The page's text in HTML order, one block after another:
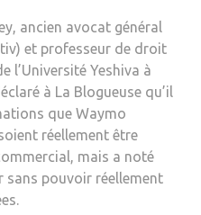
ancien avocat général
et professeur de droit
l’Université Yeshiva à
à La Blogueuse qu’il
que Waymo
réellement être
mais a noté
sans pouvoir réellement